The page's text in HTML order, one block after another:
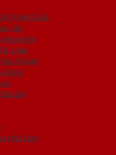
Hàn Quốc
cấp
Loan
thanh
tắm
nhà tắm